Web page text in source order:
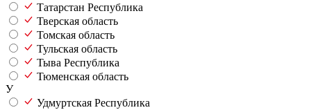
Татарстан Республика
Тверская область
Томская область
Тульская область
Тыва Республика
Тюменская область
У
Удмуртская Республика